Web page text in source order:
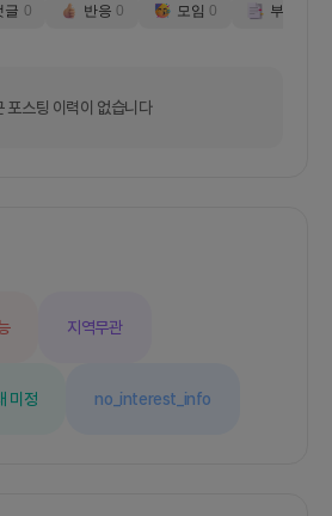
글 0 반응 0 모임 0 부스
포스팅 이력이 없습니다
지역무관
미정 no_interest_info